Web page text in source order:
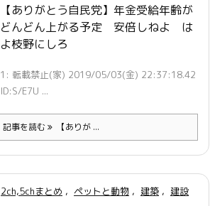
【ありがとう自民党】年金受給年齢が
どんどん上がる予定 安倍しねよ は
よ枝野にしろ
1: 転載禁止(家) 2019/05/03(金) 22:37:18.42
ID:S/E7U ...
記事を読む 【ありが ...
2ch,5chまとめ , ペットと動物 , 建築 , 建設